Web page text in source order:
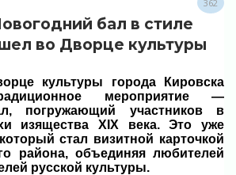
362
бал в стиле
во Дворце культуры
культуры города Кировска
мероприятие —
погружающий участников в
изящества XIX века. Это уже
стал визитной карточкой
района, объединяя любителей
русской культуры.